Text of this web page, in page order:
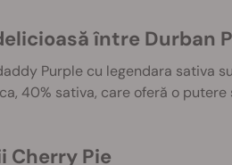
între Durban
Purple cu legendara sativa
40% sativa, care oferă o
Cherry Pie